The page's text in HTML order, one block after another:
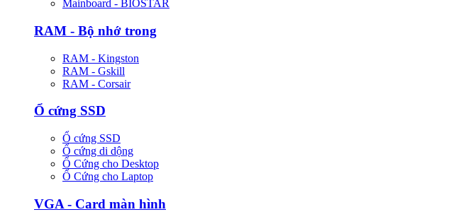
Mainboard - BIOSTAR
RAM - Bộ nhớ trong
RAM - Kingston
RAM - Gskill
RAM - Corsair
Ổ cứng SSD
Ổ cứng SSD
Ổ cứng di dộng
Ổ Cứng cho Desktop
Ổ Cứng cho Laptop
VGA - Card màn hình